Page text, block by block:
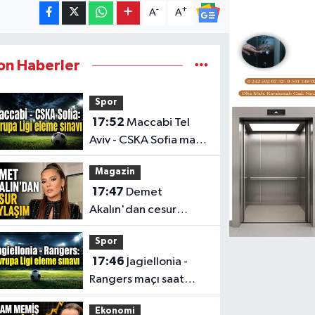
A- A+
Haberler
Spor
17:52 Maccabi Tel
Aviv - CSKA Sofia maçı
saat kaçta, hangi
kanalda?
Magazin
17:47
Akalın'dan cesur
paylaşım
Spor
17:46
Rangers maçı saat
kaçta, hangi kanalda?
Ekonomi